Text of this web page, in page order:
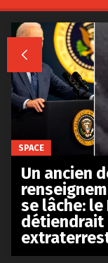

SPACE
Un ancien
se lâche: le
détiendrait